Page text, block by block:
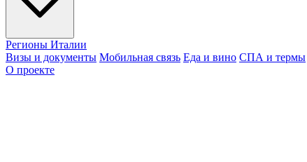
Регионы Италии
Визы и документы Мобильная связь Еда и вино СПА и термы
О проекте